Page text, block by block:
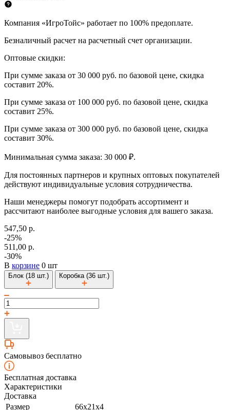
Компания «ИгроТойс» работает по 100% предоплате.
Безналичный расчет на расчетный счет организации.
Оптовые скидки:
При сумме заказа от 30 000 руб. по базовой цене, скидка
составит 20%.
При сумме заказа от 100 000 руб. по базовой цене, скидка
составит 25%.
При сумме заказа от 300 000 руб. по базовой цене, скидка
составит 30%.
Минимальная сумма заказа: 30 000 ₽.
Для постоянных партнеров и крупных оптовых покупателей
действуют индивидуальные условия сотрудничества.
Наши менеджеры помогут подобрать ассортимент и
рассчитают наиболее выгодные условия для вашего заказа.
547,50 р.
-25%
511,00 р.
-30%
В корзине 0 шт
Блок (18 шт.) Коробка (36 шт.)
Самовывоз бесплатно
Бесплатная доставка
Характеристики
Доставка
Размер
66x21x4